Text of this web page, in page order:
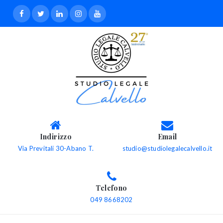
Indirizzo
Via Previtali 30-Abano T.
Email
studio@studiolegalecalvello.it
Telefono
049 8668202